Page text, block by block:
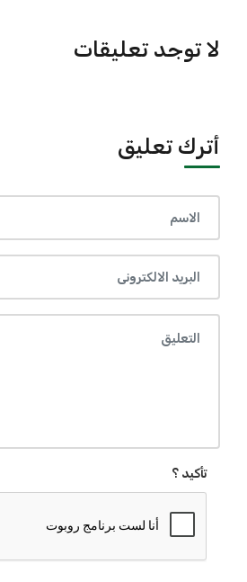
لا توجد تعليقات
أترك تعليق
تأكيد ؟